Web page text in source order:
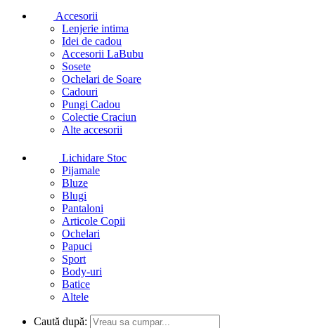
Accesorii
Lenjerie intima
Idei de cadou
Accesorii LaBubu
Sosete
Ochelari de Soare
Cadouri
Pungi Cadou
Colectie Craciun
Alte accesorii
Lichidare Stoc
Pijamale
Bluze
Blugi
Pantaloni
Articole Copii
Ochelari
Papuci
Sport
Body-uri
Batice
Altele
Caută după: